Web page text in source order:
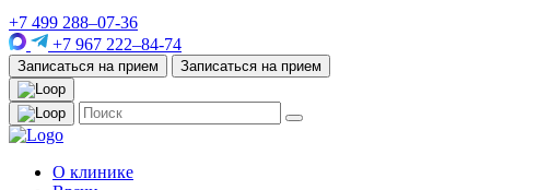
+7 499 288–07-36
+7 967 222–84-74
Записаться на прием Записаться на прием
О клинике